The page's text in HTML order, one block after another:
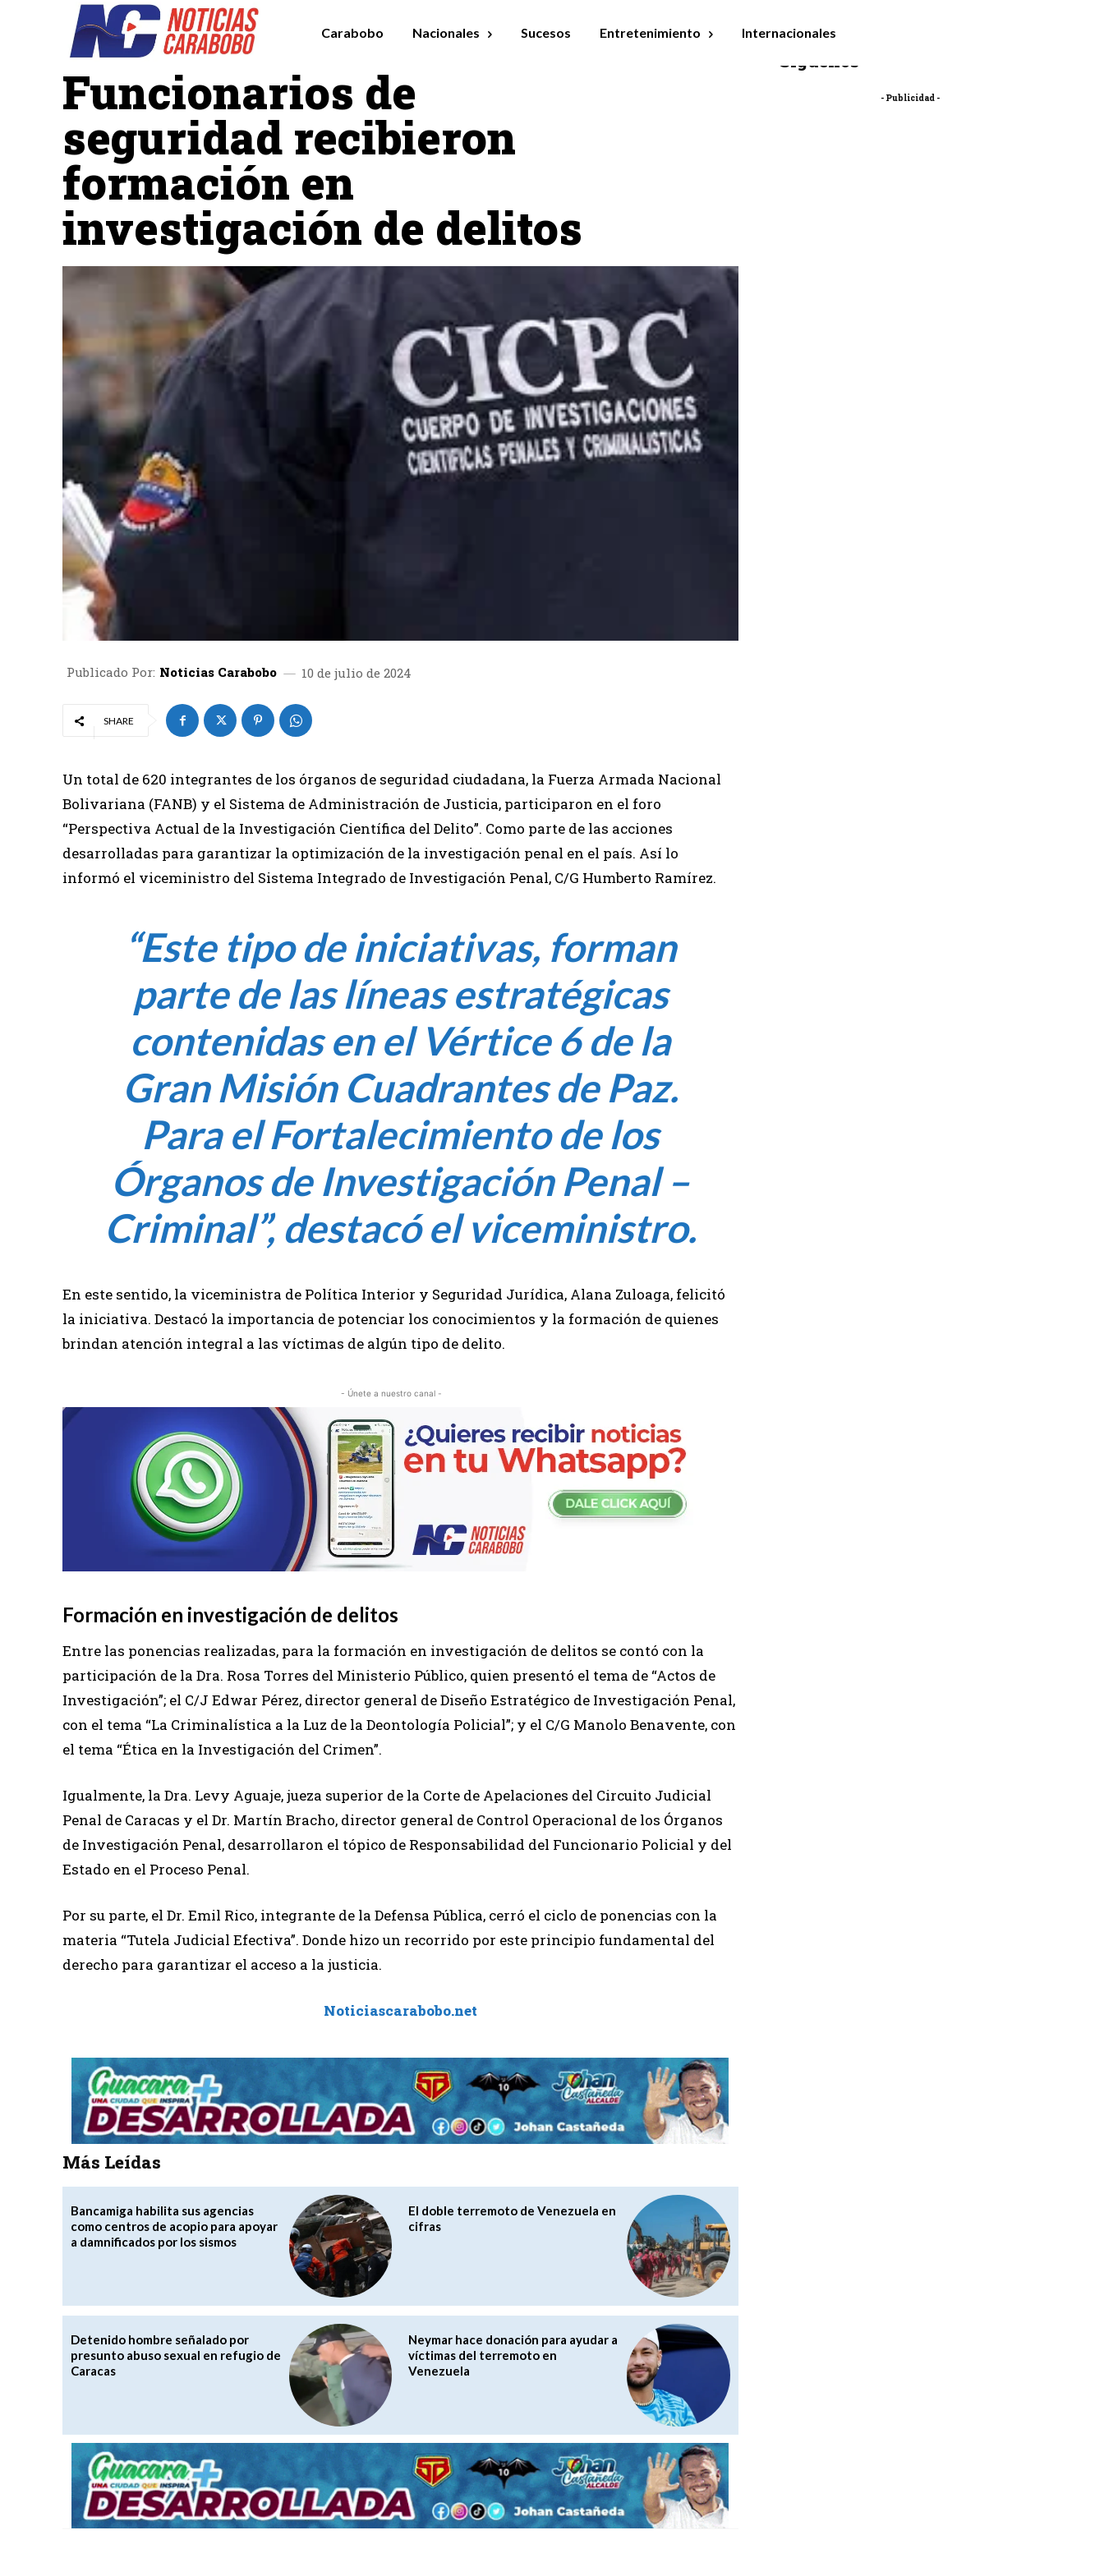
Carabobo Nacionales Sucesos Entretenimiento Internacionales
Destacadas
Funcionarios de
seguridad recibieron
formación en
investigación de delitos
Publicado Por: Noticias Carabobo 10 de julio de 2024
SHARE
Un total de 620 integrantes de los órganos de seguridad ciudadana, la Fuerza Armada Nacional
Bolivariana (FANB) y el Sistema de Administración de Justicia, participaron en el foro
“Perspectiva Actual de la Investigación Científica del Delito”. Como parte de las acciones
desarrolladas para garantizar la optimización de la investigación penal en el país. Así lo
informó el viceministro del Sistema Integrado de Investigación Penal, C/G Humberto Ramírez.
“Este tipo de iniciativas, forman
parte de las líneas estratégicas
contenidas en el Vértice 6 de la
Gran Misión Cuadrantes de Paz.
Para el Fortalecimiento de los
Órganos de Investigación Penal –
Criminal”, destacó el viceministro.
En este sentido, la viceministra de Política Interior y Seguridad Jurídica, Alana Zuloaga, felicitó
la iniciativa. Destacó la importancia de potenciar los conocimientos y la formación de quienes
brindan atención integral a las víctimas de algún tipo de delito.
- Únete a nuestro canal -
Formación en investigación de delitos
Entre las ponencias realizadas, para la formación en investigación de delitos se contó con la
participación de la Dra. Rosa Torres del Ministerio Público, quien presentó el tema de “Actos de
Investigación”; el C/J Edwar Pérez, director general de Diseño Estratégico de Investigación Penal,
con el tema “La Criminalística a la Luz de la Deontología Policial”; y el C/G Manolo Benavente, con
el tema “Ética en la Investigación del Crimen”.
Igualmente, la Dra. Levy Aguaje, jueza superior de la Corte de Apelaciones del Circuito Judicial
Penal de Caracas y el Dr. Martín Bracho, director general de Control Operacional de los Órganos
de Investigación Penal, desarrollaron el tópico de Responsabilidad del Funcionario Policial y del
Estado en el Proceso Penal.
Por su parte, el Dr. Emil Rico, integrante de la Defensa Pública, cerró el ciclo de ponencias con la
materia “Tutela Judicial Efectiva”. Donde hizo un recorrido por este principio fundamental del
derecho para garantizar el acceso a la justicia.
Noticiascarabobo.net
Más Leídas
Bancamiga habilita sus agencias
como centros de acopio para apoyar
a damnificados por los sismos
El doble terremoto de Venezuela en
cifras
Detenido hombre señalado por
presunto abuso sexual en refugio de
Caracas
Neymar hace donación para ayudar a
víctimas del terremoto en
Venezuela
Síguenos
- Publicidad -